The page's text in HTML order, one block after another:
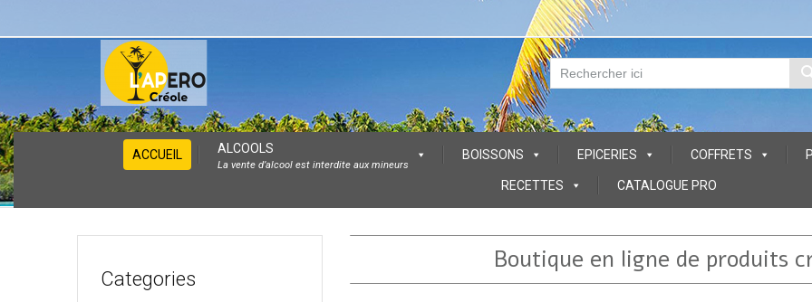
Skip
to
content
ACCUEIL ALCOOLS
La vente d’alcool est interdite aux mineurs
BOISSONS EPICERIES COFFRETS
RECETTES CATALOGUE PRO
Boutique en ligne de produits
Categories